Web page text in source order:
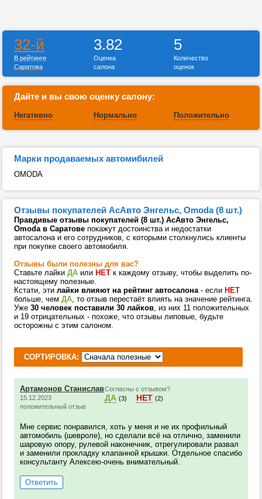
32-й
В рейтинге
Саратова
3.82
Оценка
салона
5
Количество
оценок
Дайте и вы свою оценку салону:
Негативно Нормально Положительно
Марки продаваемых автомибилей
OMODA
Отзывы покупателей АсАвто Энгельс, Omoda (8 шт.)
Правдивые отзывы покупателей (8 шт.) АсАвто Энгельс,
Omoda в Саратове покажут достоинства и недостатки
автосалона и его сотрудников, с которыми столкнулись клиенты
при покупке своего автомобиля.
Отзывы были полезны для вас?
Ставьте лайки ДА или НЕТ к каждому отзыву, чтобы выделить по-
настоящему полезные.
Кстати, эти лайки влияют на рейтинг автосалона- если НЕТ
больше, чем ДА, то отзыв перестаёт влиять на значение рейтинга.
Уже 30 человек поставили 30 лайков, из них 11 положительных
и 19 отрицательных - похоже, что отзывы липовые, будьте
осторожны с этим салоном.
СОРТИРОВКА:
Артамонов Станислав
15.12.2023
положительный отзыв
Согласны с отзывом?
ДА (3) НЕТ (2)
Мне сервис понравился, хоть у меня и не их профильный
автомобиль (шевроле), но сделали всё на отлично, заменили
шаровую опору, рулевой наконечник, отрегулировали развал
и заменили прокладку клапанной крышки. Отдельное спасибо
консультанту Алексею-очень внимательный.
Ответить